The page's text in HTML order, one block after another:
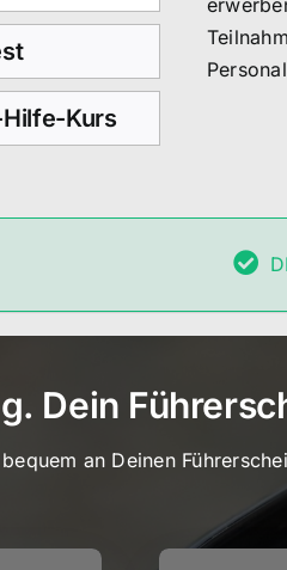
Kurs
Dein
an Deinen